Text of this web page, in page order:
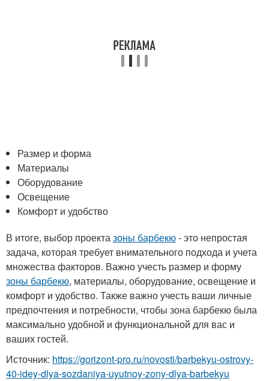
Размер и форма
Материалы
Оборудование
Освещение
Комфорт и удобство
В итоге, выбор проектазоны барбекю- это непростая
задача, которая требует внимательного подхода и учета
множества факторов. Важно учесть размер и форму
зоны барбекю, материалы, оборудование, освещение и
комфорт и удобство. Также важно учесть ваши личные
предпочтения и потребности, чтобы зона барбекю была
максимально удобной и функциональной для вас и
ваших гостей.
Источник: https://gorizont-pro.ru/novosti/barbekyu-ostrovy-
40-idey-dlya-sozdaniya-uyutnoy-zony-dlya-barbekyu